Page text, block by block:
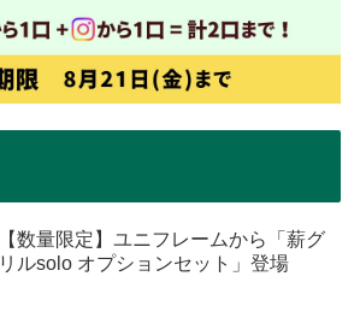
【数量限定】ユニフレームから「薪グ
リルsolo オプションセット」登場